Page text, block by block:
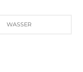
WASSER